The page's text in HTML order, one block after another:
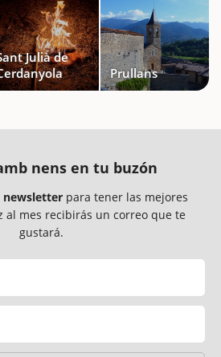
Julià de
Prullans
nens en tu buzón
newsletterpara tener las mejores
al mes recibirás un correo que te
gustará.